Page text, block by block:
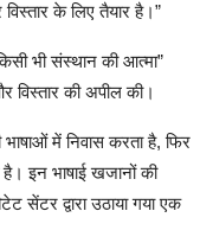
विस्तार के लिए तैयार है।”
भी संस्थान की आत्मा”
विस्तार की अपील की।
भाषाओं में निवास करता है,फिर
है। इन भाषाई खजानों की
सेंटर द्वारा उठाया गया एक